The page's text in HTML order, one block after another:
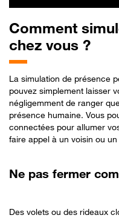
Comment
chez vous ?
La simulation de présence
pouvez simplement laisser
négligemment de ranger
présence humaine. Vous
connectées pour allumer
faire appel à un voisin ou
Ne pas fermer
Des volets ou des rideaux